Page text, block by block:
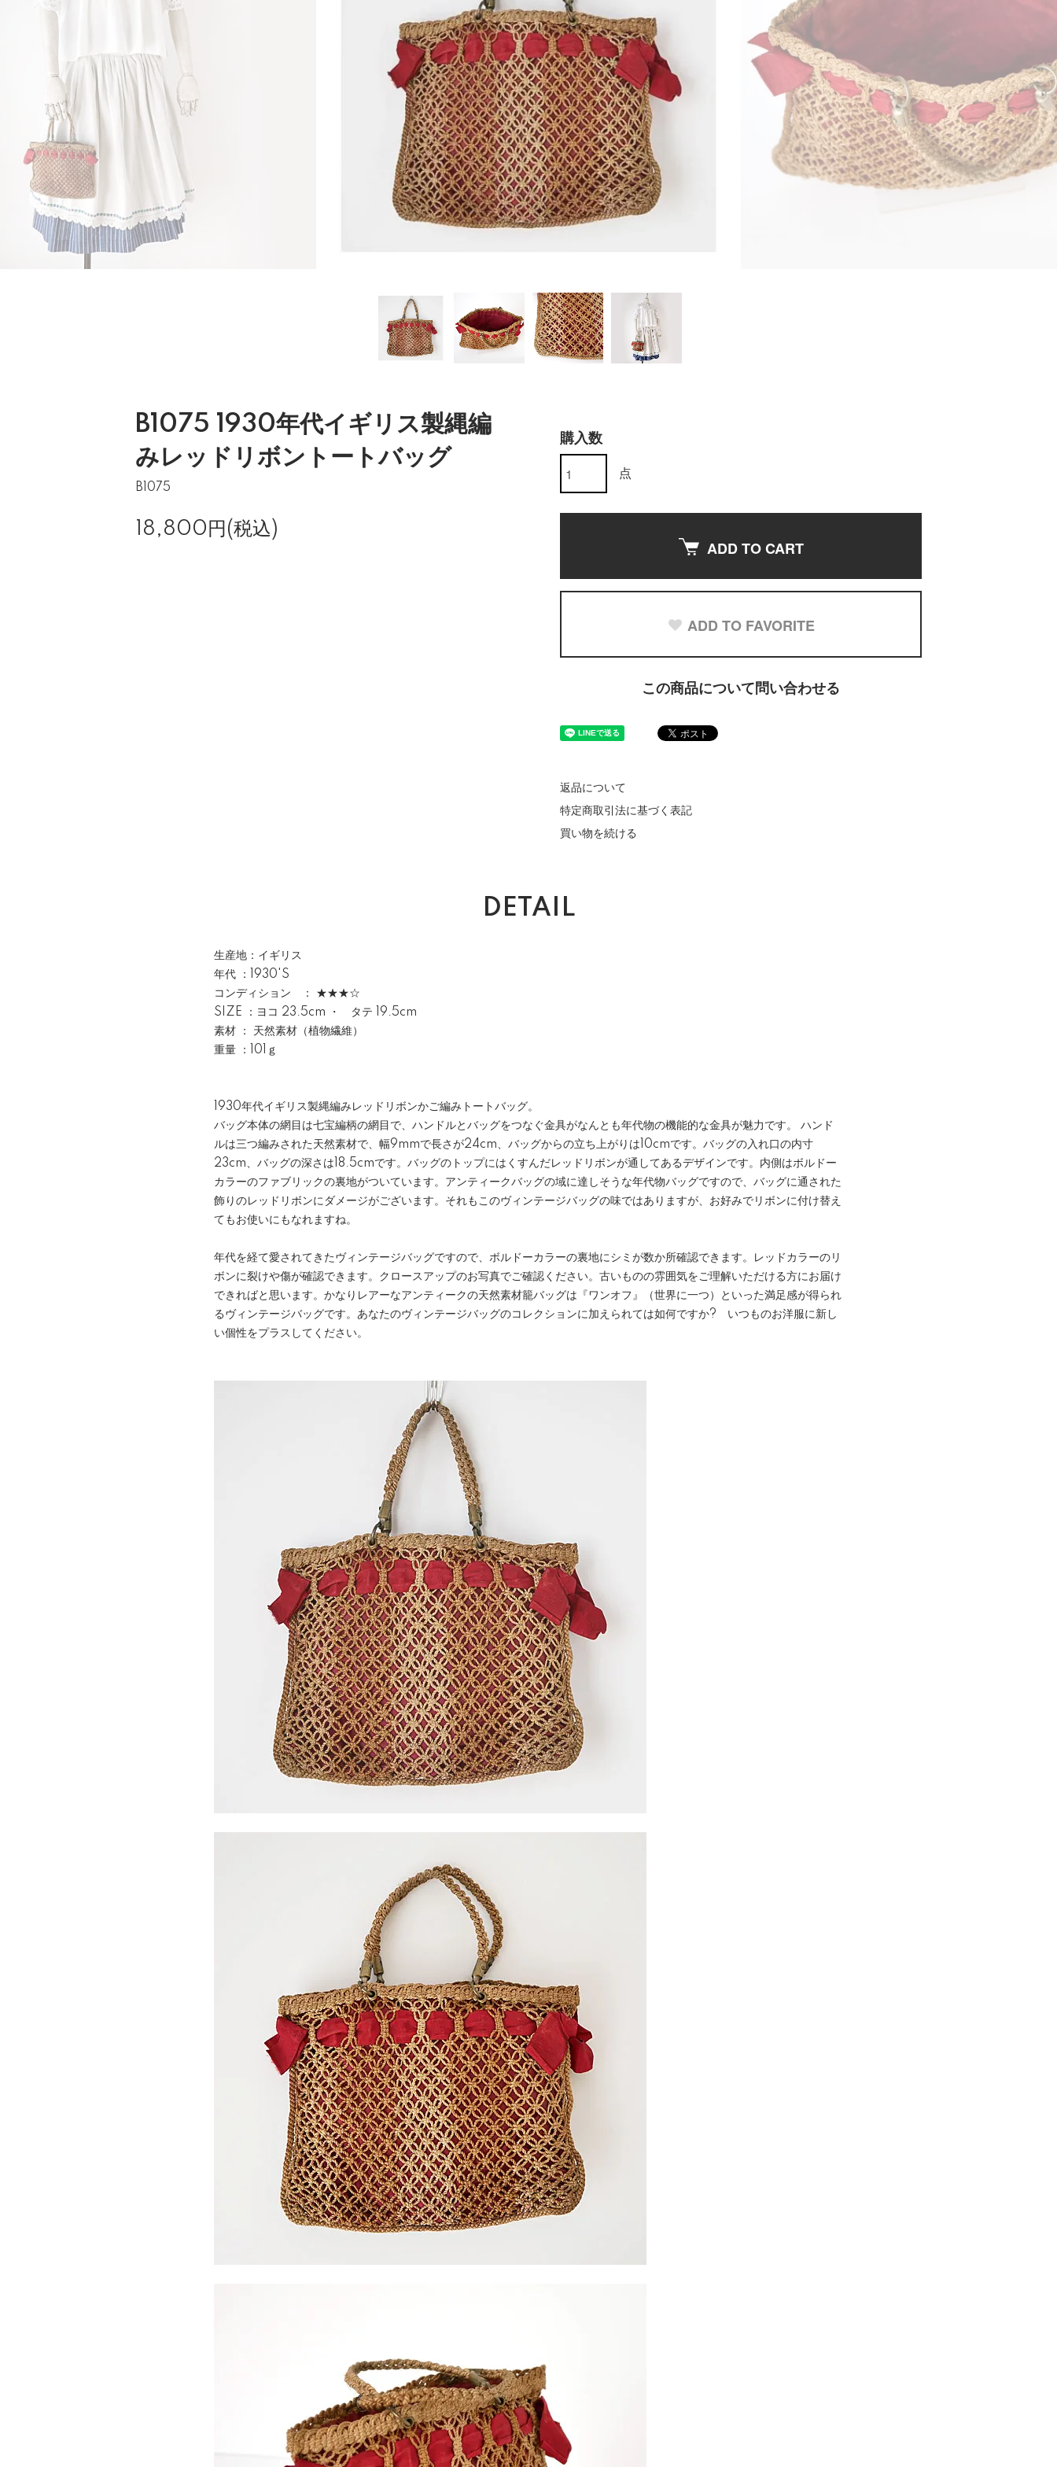
B1075 1930年代イギリス製縄編
みレッドリボントートバッグ
B1075
18,800円(税込)
購入数
点
ADD TO CART
ADD TO FAVORITE
この商品について問い合わせる
返品について
特定商取引法に基づく表記
買い物を続ける
DETAIL
生産地：イギリス
年代 ：1930'S
コンディション ： ★★★☆
SIZE ：ヨコ 23.5cm ・ タテ 19.5cm
素材 ： 天然素材（植物繊維）
重量 ：101ｇ
1930年代イギリス製縄編みレッドリボンかご編みトートバッグ。
バッグ本体の網目は七宝編柄の網目で、ハンドルとバッグをつなぐ金具がなんとも年代物の機能的な金具が魅力です。 ハンド
ルは三つ編みされた天然素材で、幅9mmで長さが24cm、バッグからの立ち上がりは10cmです。バッグの入れ口の内寸
23cm、バッグの深さは18.5cmです。バッグのトップにはくすんだレッドリボンが通してあるデザインです。内側はボルドー
カラーのファブリックの裏地がついています。アンティークバッグの域に達しそうな年代物バッグですので、バッグに通された
飾りのレッドリボンにダメージがございます。それもこのヴィンテージバッグの味ではありますが、お好みでリボンに付け替え
てもお使いにもなれますね。
年代を経て愛されてきたヴィンテージバッグですので、ボルドーカラーの裏地にシミが数か所確認できます。レッドカラーのリ
ボンに裂けや傷が確認できます。クロースアップのお写真でご確認ください。古いものの雰囲気をご理解いただける方にお届け
できればと思います。かなりレアーなアンティークの天然素材籠バッグは『ワンオフ』（世界に一つ）といった満足感が得られ
るヴィンテージバッグです。あなたのヴィンテージバッグのコレクションに加えられては如何ですか? いつものお洋服に新し
い個性をプラスしてください。